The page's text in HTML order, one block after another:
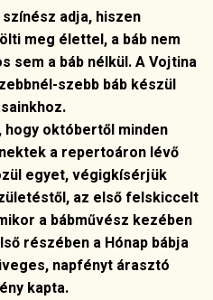
adja, hiszen
meg élettel, a báb nem
sem a báb nélkül. A Vojtina
szebb báb készül
októbertől minden
a repertoáron lévő
egyet, végigkísérjük
az első felskiccelt
a bábművész kezében
részében a Hónap bábja
napfényt árasztó
kapta.